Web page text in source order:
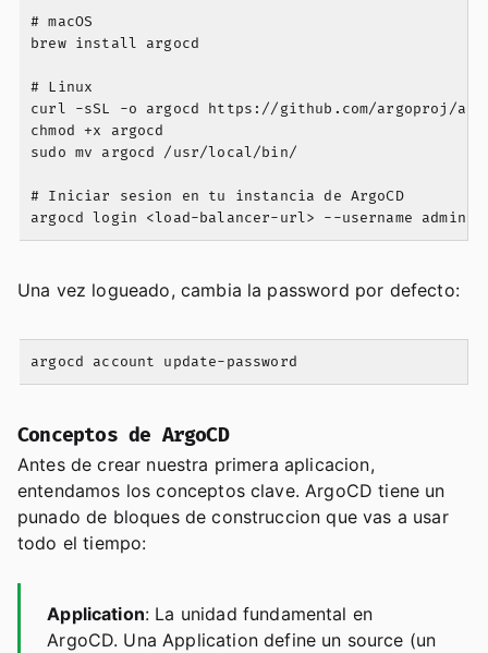
# macOS
brew install argocd
# Linux
curl -sSL -o argocd https://github.com/argoproj/
chmod +x argocd
sudo mv argocd /usr/local/bin/
# Iniciar sesion en tu instancia de ArgoCD
Una vez logueado, cambia la password por defecto:
Conceptos de ArgoCD
Antes de crear nuestra primera aplicacion,
entendamos los conceptos clave. ArgoCD tiene un
punado de bloques de construccion que vas a usar
todo el tiempo:
Application: La unidad fundamental en
ArgoCD. Una Application define un source (un